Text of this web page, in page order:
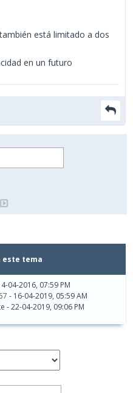
está limitado a dos
en un futuro
este tema
04-2016, 07:59 PM
- 16-04-2019, 05:59 AM
- 22-04-2019, 09:06 PM